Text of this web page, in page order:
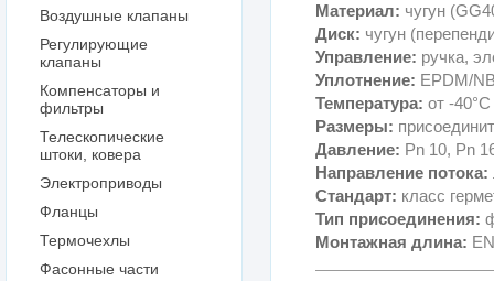
Воздушные клапаны
Регулирующие
клапаны
Компенсаторы и
фильтры
Телескопические
штоки, ковера
Электроприводы
Фланцы
Термочехлы
Фасонные части
Материал: чугун
Диск: чугун
Управление: ручка,
Уплотнение: EPDM/
Температура: от -
Размеры:
Давление: Pn 10, Pn
Направление потока:
Стандарт: класс
Тип присоединения:
Монтажная длина: